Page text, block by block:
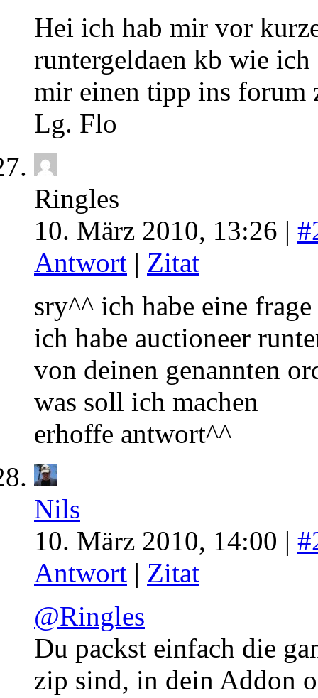
Hei ich hab mir vor
runtergeldaen kb wie
mir einen tipp ins forum
Lg. Flo
Ringles
10. März 2010, 13:26 |
Antwort | Zitat
sry^^ ich habe eine frage
ich habe auctioneer
von deinen genannten
was soll ich machen
erhoffe antwort^^
Nils
10. März 2010, 14:00 |
Antwort | Zitat
@Ringles
Du packst einfach die
zip sind, in dein Addon